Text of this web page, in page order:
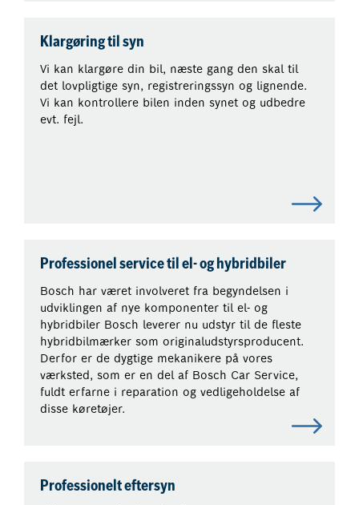
Klargøring til syn
Vi kan klargøre din bil, næste gang den skal til
det lovpligtige syn, registreringssyn og lignende.
Vi kan kontrollere bilen inden synet og udbedre
evt. fejl.
Professionel service til el- og hybridbiler
Bosch har været involveret fra begyndelsen i
udviklingen af nye komponenter til el- og
hybridbiler Bosch leverer nu udstyr til de fleste
hybridbilmærker som originaludstyrsproducent.
Derfor er de dygtige mekanikere på vores
værksted, som er en del af Bosch Car Service,
fuldt erfarne i reparation og vedligeholdelse af
disse køretøjer.
Professionelt eftersyn